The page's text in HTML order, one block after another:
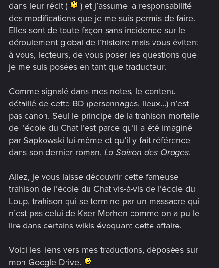
dans leur récit (
) et j’assume la responsabilité
des modifications que je me suis permis de faire.
Elles sont de toute façon sans incidence sur le
déroulement global de l’histoire mais vous évitent
à vous, lecteurs, de vous poser les questions que
je me suis posées en tant que traducteur.
Comme signalé dans mes notes, le contenu
détaillé de cette BD (personnages, lieux…) n’est
pas canon. Seul le principe de la trahison mortelle
de l’école du Chat l’est parce qu’il a été imaginé
par Sapkowski lui-même et qu’il y fait référence
dans son dernier roman, La Saison des Orages.
Allez, je vous laisse découvrir cette fameuse
trahison de l’école du Chat vis-à-vis de l’école du
Loup, trahison qui se termine par un massacre qui
n’est pas celui de Kaer Morhen comme on a pu le
lire dans certains wikis évoquant cette affaire.
Voici les liens vers mes traductions, déposées sur
mon Google Drive.